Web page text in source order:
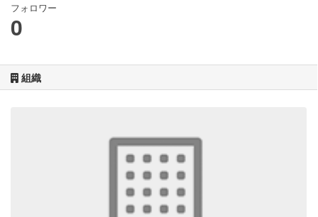
フォロワー
0
組織